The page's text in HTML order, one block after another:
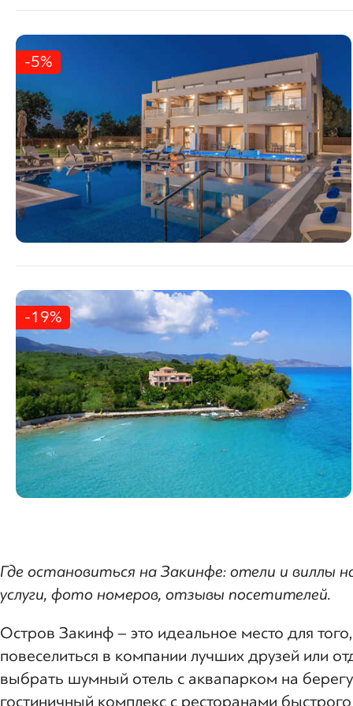
-5%
-19%
Где остановиться на Закинфе: отели и виллы
услуги, фото номеров, отзывы посетителей.
Остров Закинф – это идеальное место для
повеселиться в компании лучших друзей или
выбрать шумный отель с аквапарком на